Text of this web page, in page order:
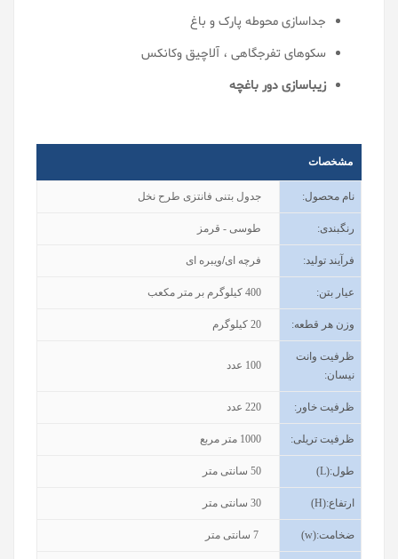
جداسازی محوطه پارک و باغ
سکوهای تفرجگاهی ، آلاچیق وکانکس
زیباسازی دور باغچه
مشخصات
نام محصول: جدول بتنی فانتزی طرح نخل
رنگبندی: طوسی - قرمز
فرآیند تولید: فرچه ای/ویبره ای
عیار بتن:
400 کیلوگرم بر متر مکعب
وزن هر قطعه:
20 کیلوگرم
ظرفیت وانت
نیسان:
100 عدد
ظرفیت خاور :
220 عدد
ظرفیت تریلی:
1000 متر مربع
طول(L):
50 سانتی متر
ارتفاع(H):
30 سانتی متر
ضخامت(w):
7 سانتی متر